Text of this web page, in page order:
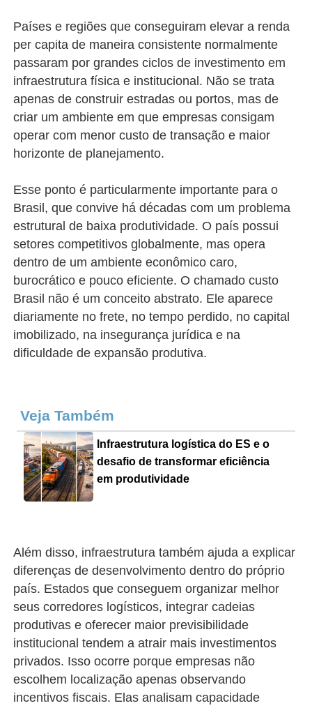
Países e regiões que conseguiram elevar a renda
per capita de maneira consistente normalmente
passaram por grandes ciclos de investimento em
infraestrutura física e institucional. Não se trata
apenas de construir estradas ou portos, mas de
criar um ambiente em que empresas consigam
operar com menor custo de transação e maior
horizonte de planejamento.
Esse ponto é particularmente importante para o
Brasil, que convive há décadas com um problema
estrutural de baixa produtividade. O país possui
setores competitivos globalmente, mas opera
dentro de um ambiente econômico caro,
burocrático e pouco eficiente. O chamado custo
Brasil não é um conceito abstrato. Ele aparece
diariamente no frete, no tempo perdido, no capital
imobilizado, na insegurança jurídica e na
dificuldade de expansão produtiva.
Veja Também
Infraestrutura logística do ES e o
desafio de transformar eficiência
em produtividade
Além disso, infraestrutura também ajuda a explicar
diferenças de desenvolvimento dentro do próprio
país. Estados que conseguem organizar melhor
seus corredores logísticos, integrar cadeias
produtivas e oferecer maior previsibilidade
institucional tendem a atrair mais investimentos
privados. Isso ocorre porque empresas não
escolhem localização apenas observando
incentivos fiscais. Elas analisam capacidade